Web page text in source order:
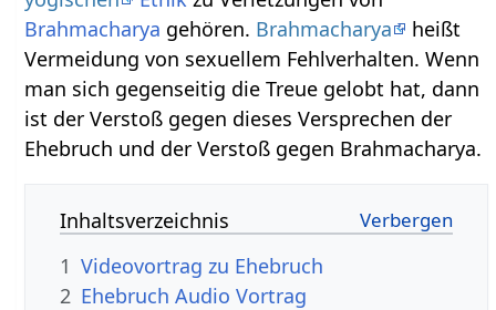
Brahmacharya gehören. Brahmacharya
heißt
Vermeidung von sexuellem Fehlverhalten. Wenn
man sich gegenseitig die Treue gelobt hat, dann
ist der Verstoß gegen dieses Versprechen der
Ehebruch und der Verstoß gegen Brahmacharya.
Inhaltsverzeichnis
1
2
Ehebruch‏‎ Audio Vortrag